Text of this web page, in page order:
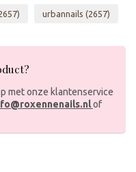
urbannails (2657)
met onze klantenservice
of